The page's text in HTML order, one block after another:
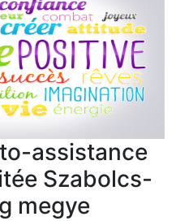
assistance
Szabolcs-
megye